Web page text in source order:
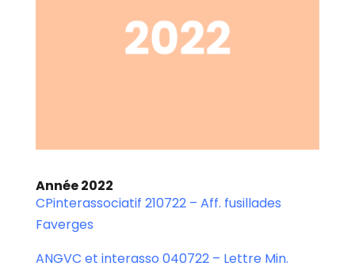
Année 2022
CPinterassociatif 210722 – Aff. fusillades
Faverges
ANGVC et interasso 040722 – Lettre Min.